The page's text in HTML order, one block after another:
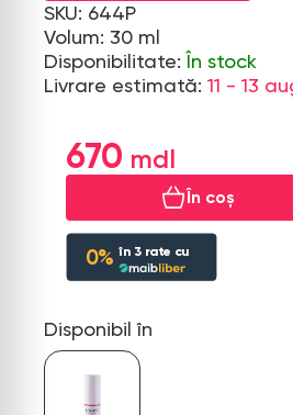
SKU: 644P
Volum: 30 ml
Disponibilitate:În stock
Livrare estimată: 11 - 13
670
În coș
0% în 3rate cu
Disponibil în